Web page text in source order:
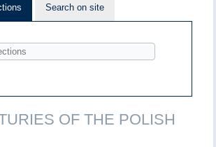
Search on site
OF THE POLISH